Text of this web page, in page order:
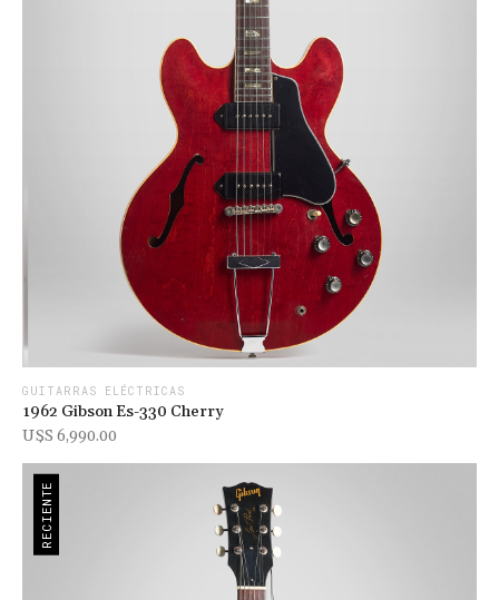
GUITARRAS ELÉCTRICAS
1962 Gibson Es-330 Cherry
U$s 6,990.00
RECIENTE